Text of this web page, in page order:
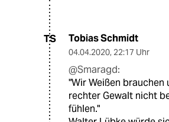
TS Tobias Schmidt
04.04.2020, 22:17 Uhr
@Smaragd:
"Wir Weißen brauchen
rechter Gewalt nicht
fühlen."